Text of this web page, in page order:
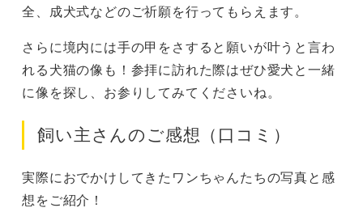
全、成犬式などのご祈願を行ってもらえます。
さらに境内には手の甲をさすると願いが叶うと言わ
れる犬猫の像も！参拝に訪れた際はぜひ愛犬と一緒
に像を探し、お参りしてみてくださいね。
飼い主さんのご感想（口コミ）
実際におでかけしてきたワンちゃんたちの写真と感
想をご紹介！